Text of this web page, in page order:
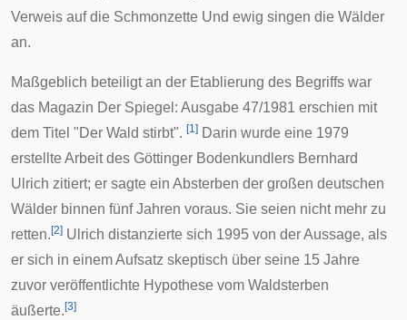
Verweis auf die Schmonzette Und ewig singen die Wälder
an.
Maßgeblich beteiligt an der Etablierung des Begriffs war
das Magazin Der Spiegel : Ausgabe 47/1981 erschien mit
dem Titel "Der Wald stirbt". [1] Darin wurde eine 1979
erstellte Arbeit des Göttinger Bodenkundlers Bernhard
Ulrich zitiert; er sagte ein Absterben der großen deutschen
Wälder binnen fünf Jahren voraus. Sie seien nicht mehr zu
retten. [2] Ulrich distanzierte sich 1995 von der Aussage, als
er sich in einem Aufsatz skeptisch über seine 15 Jahre
zuvor veröffentlichte Hypothese vom Waldsterben
äußerte. [3]